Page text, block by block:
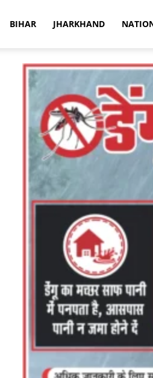
BIHAR JHARKHAND